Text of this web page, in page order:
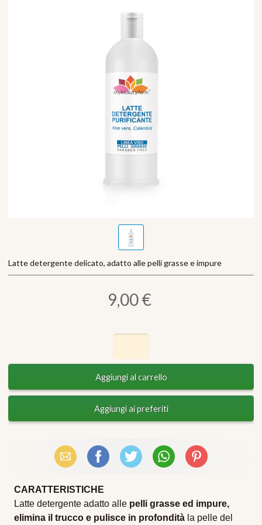
Latte detergente delicato, adatto alle pelli grasse e impure
9,00 €
Email FacebookX (Twitter)WhatsAppPinterest
CARATTERISTICHE
Latte detergente adatto alle pelli grasse ed impure,
elimina il trucco e pulisce in profondità la pelle del